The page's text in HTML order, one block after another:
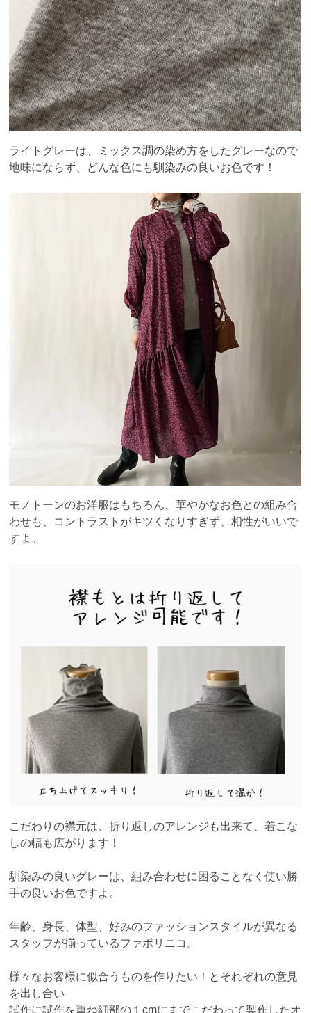
ライトグレーは、ミックス調の染め方をしたグレーなので
地味にならず、どんな色にも馴染みの良いお色です！
モノトーンのお洋服はもちろん、華やかなお色との組み合
わせも、コントラストがキツくなりすぎず、相性がいいで
すよ。
こだわりの襟元は、折り返しのアレンジも出来て、着こな
しの幅も広がります！
馴染みの良いグレーは、組み合わせに困ることなく使い勝
手の良いお色ですよ。
年齢、身長、体型、好みのファッションスタイルが異なる
スタッフが揃っているファボリニコ。
様々なお客様に似合うものを作りたい！とそれぞれの意見
を出し合い
試作に試作を重ね細部の１cmにまでこだわって製作したオ